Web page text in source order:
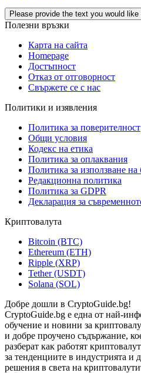
Please provide the text you would
Полезни връзки
Карта на сайта
Homepage
Достъпност
Отказ от отговорност
Свържете се с нас
Политики и изявления
Политика за поверителност
Общи условия
Кодекс на етика
Политика за оплаквания
Политика за използване на
Редакционна политика
Политика за GDPR
Декларация за
Криптовалута
Bitcoin (BTC)
Ethereum (ETH)
Ripple (XRP)
Tether (USDT)
Solana (SOL)
Добре дошли в CryptoGuide.bg!
CryptoGuide.bg е една от най-
обучение и новини за
и добре проучено съдържание,
разберат как работят
за тенденциите в индустрията и
решения в света на